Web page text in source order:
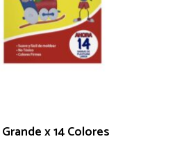
x 14 Colores